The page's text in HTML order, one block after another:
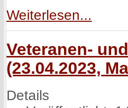
Weiterlesen...
Veteranen-
(23.04.2023,
Details